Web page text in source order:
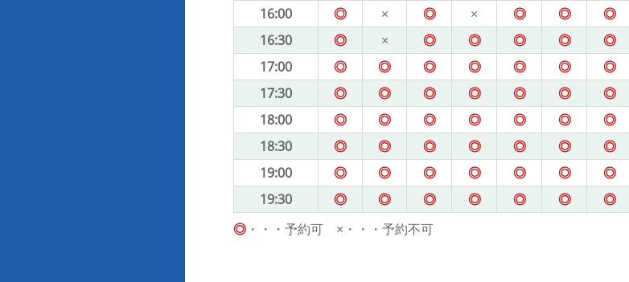
16:00
◎ × ◎ × ◎ ◎ ◎
16:30
◎ × ◎ ◎ ◎ ◎ ◎
17:00
◎ ◎ ◎ ◎ ◎ ◎ ◎
17:30
◎ ◎ ◎ ◎ ◎ ◎ ◎
18:00
◎ ◎ ◎ ◎ ◎ ◎ ◎
18:30
◎ ◎ ◎ ◎ ◎ ◎ ◎
19:00
◎ ◎ ◎ ◎ ◎ ◎ ◎
19:30
◎ ◎ ◎ ◎ ◎ ◎ ◎
◎ ・・・予約可 ×・・・予約不可